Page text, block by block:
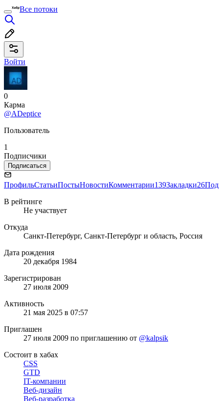
Все потоки
Войти
0
Карма
@ADeptice
Пользователь
1
Подписчики
Подписаться
ПрофильСтатьиПостыНовостиКомментарии139Закладки26
В рейтинге
Не участвует
Откуда
Санкт-Петербург, Санкт-Петербург и область, Россия
Дата рождения
20 декабря 1984
Зарегистрирован
27 июля 2009
Активность
21 мая 2025 в 07:57
Приглашен
27 июля 2009 по приглашению от @kalpsik
Состоит в хабах
CSS
GTD
IT-компании
Веб-дизайн
Веб-разработка